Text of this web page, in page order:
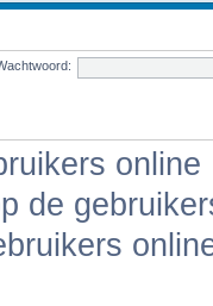
de